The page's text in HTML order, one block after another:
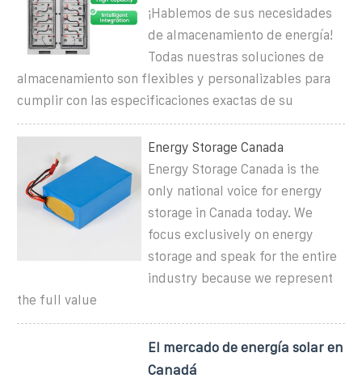
¡Hablemos de sus necesidades
de almacenamiento de energía!
Todas nuestras soluciones de
almacenamiento son flexibles y personalizables para
cumplir con las especificaciones exactas de su
Energy Storage Canada
Energy Storage Canada is the
only national voice for energy
storage in Canada today. We
focus exclusively on energy
storage and speak for the entire
industry because we represent
the full value
El mercado de energía solar en
Canadá